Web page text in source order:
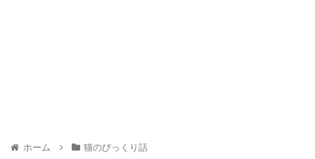
ホーム 猫のびっくり話